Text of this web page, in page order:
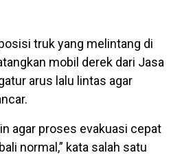
truk yang melintang di
mobil derek dari Jasa
arus lalu lintas agar
agar proses evakuasi cepat
normal,” kata salah satu